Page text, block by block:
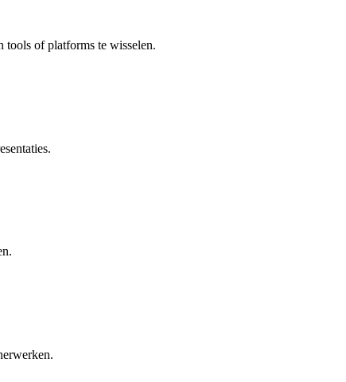
tools of platforms te wisselen.